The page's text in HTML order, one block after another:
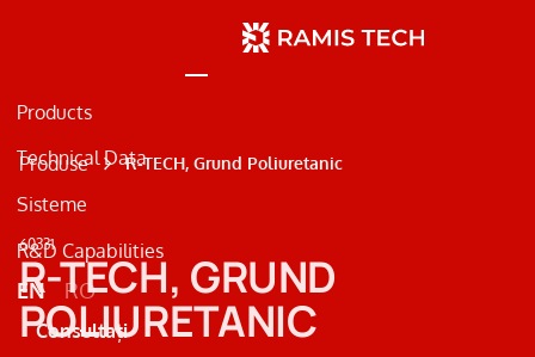
Products
Technical Data
Sisteme
Beton
Metal
Marcaje Rutiere
R&D Capabilities
EN RO
Consultați
Produse R-TECH, Grund Poliuretanic
60331
R-TECH, GRUND
POLIURETANIC